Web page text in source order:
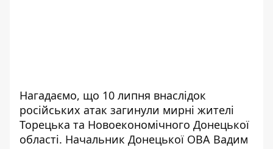
Нагадаємо, що 10 липня внаслідок
російських атак загинули мирні жителі
Торецька та Новоекономічного Донецької
області. Начальник Донецької ОВА Вадим